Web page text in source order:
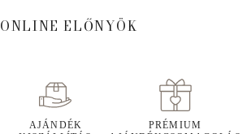
ONLINE ELŐNYÖK
AJÁNDÉK
PRÉMIUM